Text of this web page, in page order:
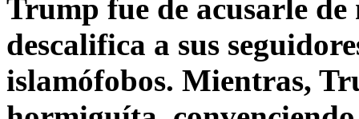
Trump fue de acusarle
descalifica a sus
islamófobos. Mientras,